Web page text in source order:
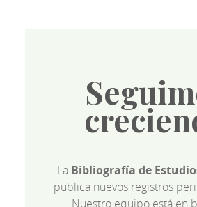
La Bibliografía de
publica nuevos registros
Nuestro equipo está en